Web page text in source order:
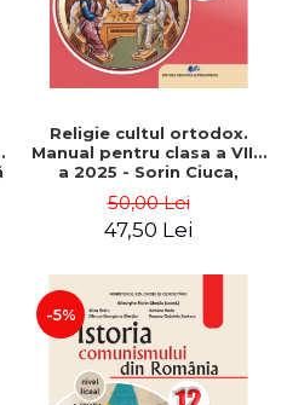
Religie cultul ortodox.
Manual pentru clasa a VIII-
a 2025 - Sorin Ciuca,
50,00 Lei
47,50 Lei
-5%